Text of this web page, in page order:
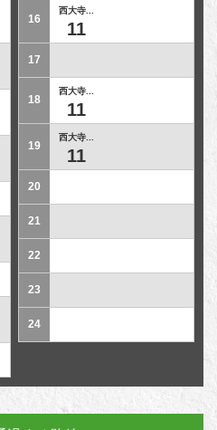
16
西大寺...
11
17
18
西大寺...
11
19
西大寺...
11
20
21
22
23
24